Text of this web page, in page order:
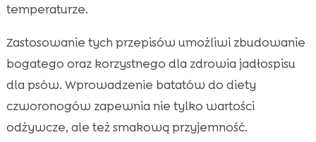
temperaturze.
Zastosowanie tych przepisów umożliwi zbudowanie
bogatego oraz korzystnego dla zdrowia jadłospisu
dla psów. Wprowadzenie batatów do diety
czworonogów zapewnia nie tylko wartości
odżywcze, ale też smakową przyjemność.